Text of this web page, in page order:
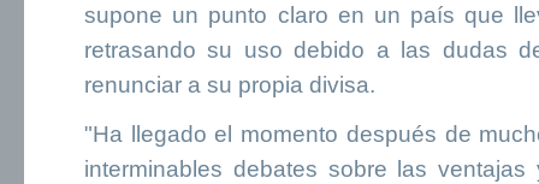
supone un punto claro en un país que
retrasando su uso debido a las dudas
renunciar a su propia divisa.
"Ha llegado el momento después de
interminables debates sobre las